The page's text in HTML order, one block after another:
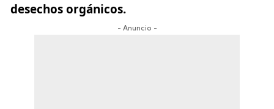
desechos orgánicos.
- Anuncio -